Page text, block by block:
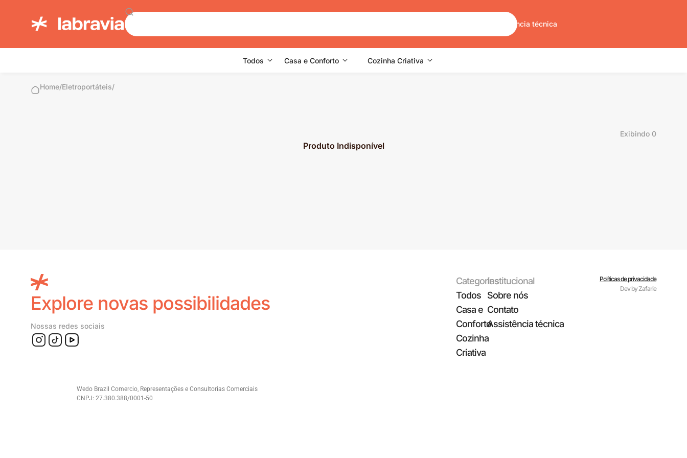
Assistência técnica
Todos Casa e Conforto Cozinha Criativa
Home/Eletroportáteis/
Exibindo 0
Produto Indisponível
Explore novas possibilidades
Nossas redes sociais
Categorias
Todos
Casa e
Conforto
Cozinha
Criativa
Institucional
Sobre nós
Contato
Assistência técnica
Políticas de privacidade
Dev by Zafarie
Wedo Brazil Comercio, Representações e Consultorias Comerciais
CNPJ: 27.380.388/0001-50